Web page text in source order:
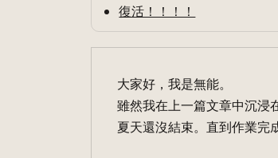
復活！！！！
大家好，我是無能。
雖然我在上一篇文章中沉浸
夏天還沒結束。直到作業完成